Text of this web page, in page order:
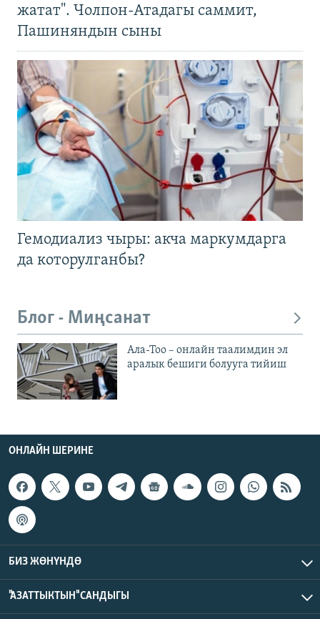
жатат". Чолпон-Атадагы саммит,
Пашиняндын сыны
Гемодиализ чыры: акча маркумдарга
да которулганбы?
Блог - Миңсанат
Ала-Тоо – онлайн таалимдин эл
аралык бешиги болууга тийиш
ОНЛАЙН ШЕРИНЕ
БИЗ ЖӨНҮНДӨ
"АЗАТТЫКТЫН" САНДЫГЫ